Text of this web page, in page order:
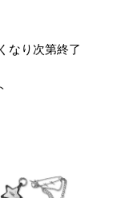
なり次第終了